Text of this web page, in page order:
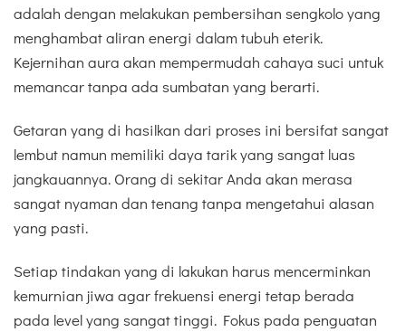
adalah dengan melakukan pembersihan sengkolo yang
menghambat aliran energi dalam tubuh eterik.
Kejernihan aura akan mempermudah cahaya suci untuk
memancar tanpa ada sumbatan yang berarti.
Getaran yang di hasilkan dari proses ini bersifat sangat
lembut namun memiliki daya tarik yang sangat luas
jangkauannya. Orang di sekitar Anda akan merasa
sangat nyaman dan tenang tanpa mengetahui alasan
yang pasti.
Setiap tindakan yang di lakukan harus mencerminkan
kemurnian jiwa agar frekuensi energi tetap berada
pada level yang sangat tinggi. Fokus pada penguatan